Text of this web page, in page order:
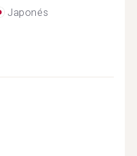
Japonés